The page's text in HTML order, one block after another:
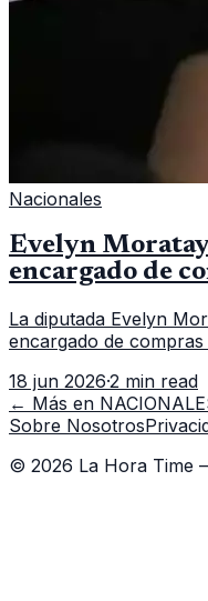
Nacionales
Evelyn
encargado de
La diputada Evelyn
encargado de
capacitación en la
18 jun 2026·2 min read
← Más en
Sobre Nosotros
© 2026 La Hora Time